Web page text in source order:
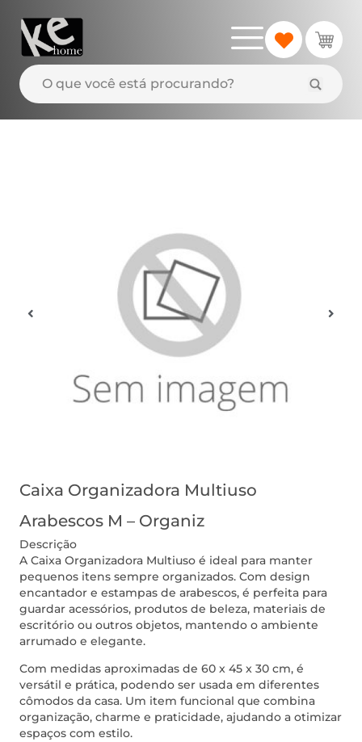
Caixa Organizadora Multiuso
Arabescos M – Organiz
Descrição
A Caixa Organizadora Multiuso é ideal para manter
pequenos itens sempre organizados. Com design
encantador e estampas de arabescos, é perfeita para
guardar acessórios, produtos de beleza, materiais de
escritório ou outros objetos, mantendo o ambiente
arrumado e elegante.
Com medidas aproximadas de 60 x 45 x 30 cm, é
versátil e prática, podendo ser usada em diferentes
cômodos da casa. Um item funcional que combina
organização, charme e praticidade, ajudando a otimizar
espaços com estilo.